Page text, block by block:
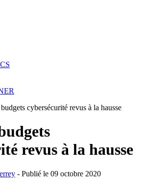
cybersécurité revus à la hausse
revus à la hausse
- Publié le 09 octobre 2020